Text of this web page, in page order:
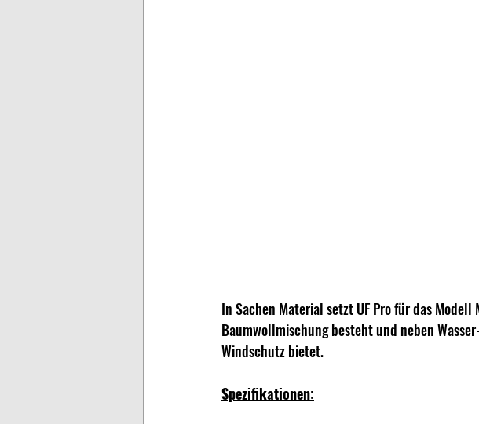
In Sachen Material setzt UF Pro für das
Baumwollmischung besteht und neben
Windschutz bietet.
Spezifikationen: